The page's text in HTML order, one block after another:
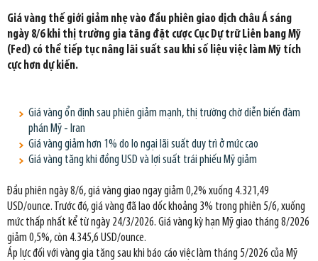
Giá vàng thế giới giảm nhẹ vào đầu phiên giao dịch châu Á sáng
ngày 8/6 khi thị trường gia tăng đặt cược Cục Dự trữ Liên bang Mỹ
(Fed) có thể tiếp tục nâng lãi suất sau khi số liệu việc làm Mỹ tích
cực hơn dự kiến.
Giá vàng ổn định sau phiên giảm mạnh, thị trường chờ diễn biến đàm
phán Mỹ - Iran
Giá vàng giảm hơn 1% do lo ngại lãi suất duy trì ở mức cao
Giá vàng tăng khi đồng USD và lợi suất trái phiếu Mỹ giảm
Đầu phiên ngày 8/6, giá vàng giao ngay giảm 0,2% xuống 4.321,49
USD/ounce. Trước đó, giá vàng đã lao dốc khoảng 3% trong phiên 5/6, xuống
mức thấp nhất kể từ ngày 24/3/2026. Giá vàng kỳ hạn Mỹ giao tháng 8/2026
giảm 0,5%, còn 4.345,6 USD/ounce.
Áp lực đối với vàng gia tăng sau khi báo cáo việc làm tháng 5/2026 của Mỹ